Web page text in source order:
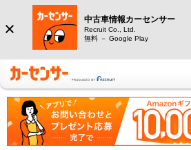
中古車情報カーセンサー
Recruit Co., Ltd.
無料 － Google Play